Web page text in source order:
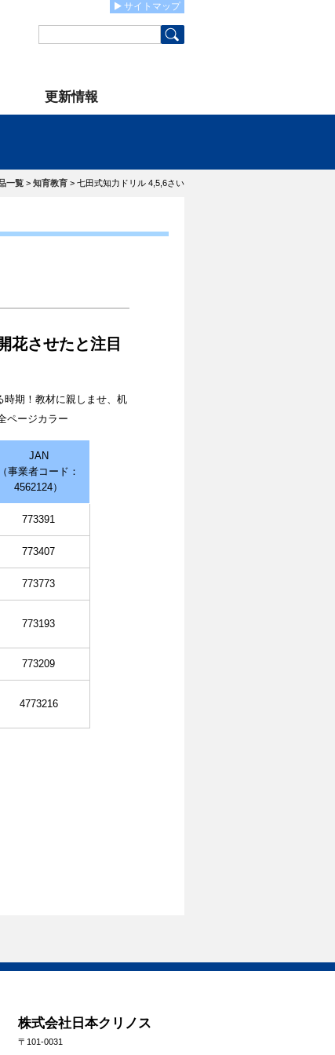
サイトマップ
更新情報
一覧 > 知育教育 > 七田式知力ドリル 4,5,6さい
花させたと注目
時期！教材に親しませ、机
ページカラー
JAN
（事業者コード：
4562124）
773391
773407
773773
773193
773209
4773216
株式会社日本クリノス
〒101-0031